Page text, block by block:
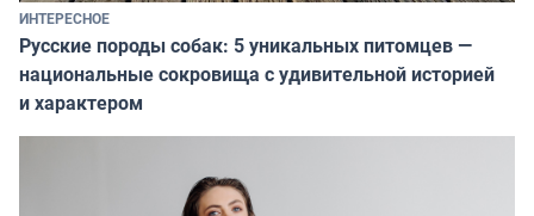
ИНТЕРЕСНОЕ
Русские породы собак: 5 уникальных питомцев —
национальные сокровища с удивительной историей
и характером